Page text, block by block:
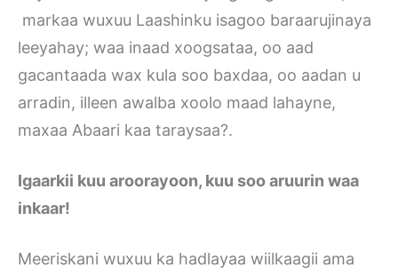
markaa wuxuu Laashinku isagoo baraarujinaya
leeyahay; waa inaad xoogsataa, oo aad
gacantaada wax kula soo baxdaa, oo aadan u
arradin, illeen awalba xoolo maad lahayne,
maxaa Abaari kaa taraysaa?.
Igaarkii kuu aroorayoon, kuu soo aruurin waa
inkaar!
Meeriskani wuxuu ka hadlayaa wiilkaagii ama